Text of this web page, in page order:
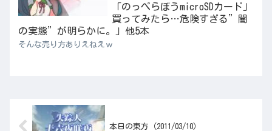
「のっぺらぼうmicroSDカード」
買ってみたら…危険すぎる”闇
の実態”が明らかに。」他5本
そんな売り方ありえねえｗ
本日の東方（2011/03/10）